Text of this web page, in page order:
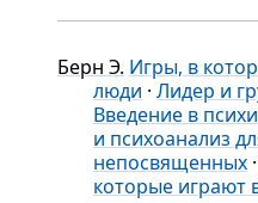
Берн Э. Игры, в
люди · Лидер и
Введение в
и психоанализ
непосвященных ·
которые играют